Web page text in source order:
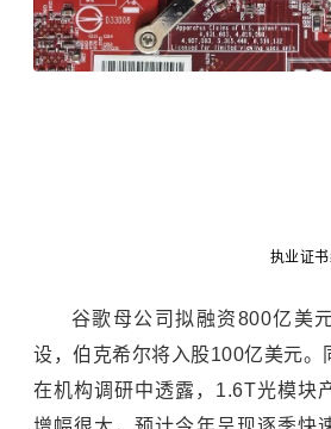
执业证
谷歌母公司拟融资800亿美
设，伯克希尔将入股100亿美元。
在机构调研中透露，1.6T光模块